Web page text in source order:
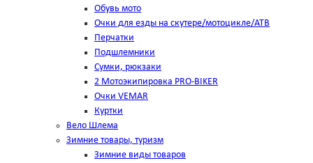
Обувь мото
Очки для езды на скутере/мотоцикле/АТВ
Перчатки
Подшлемники
Сумки, рюкзаки
2 Мотоэкипировка PRO-BIKER
Очки VEMAR
Куртки
Вело Шлема
Зимние товары, туризм
Зимние виды товаров